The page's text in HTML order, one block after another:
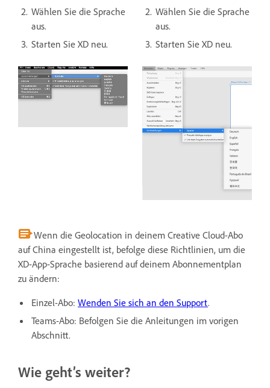
Wählen Sie die Sprache
aus.
Starten Sie XD neu.
Wählen Sie die Sprache
aus.
Starten Sie XD neu.
Wenn die Geolocation in deinem Creative Cloud-Abo
auf China eingestellt ist, befolge diese Richtlinien, um die
XD-App-Sprache basierend auf deinem Abonnementplan
zu ändern:
Einzel-Abo: Wenden Sie sich an den Support.
Teams-Abo: Befolgen Sie die Anleitungen im vorigen
Abschnitt.
Wie geht’s weiter?